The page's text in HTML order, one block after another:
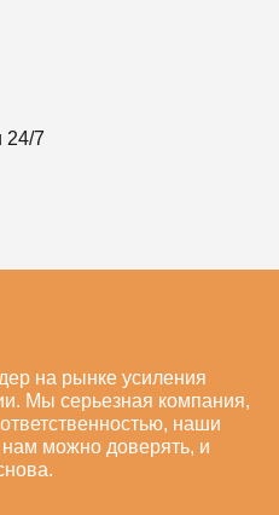
24/7
на рынке усиления
Мы серьезная компания,
наши
можно доверять, и